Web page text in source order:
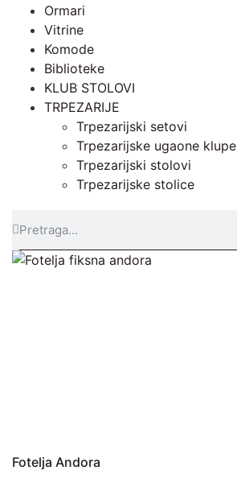
Ormari
Vitrine
Komode
Biblioteke
KLUB STOLOVI
TRPEZARIJE
Trpezarijski setovi
Trpezarijske ugaone klupe
Trpezarijski stolovi
Trpezarijske stolice
Fotelja Andora